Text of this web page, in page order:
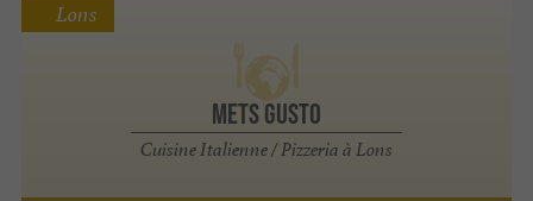
Mets Gusto
Cuisine Italienne / Pizzeria à Lons
Lons